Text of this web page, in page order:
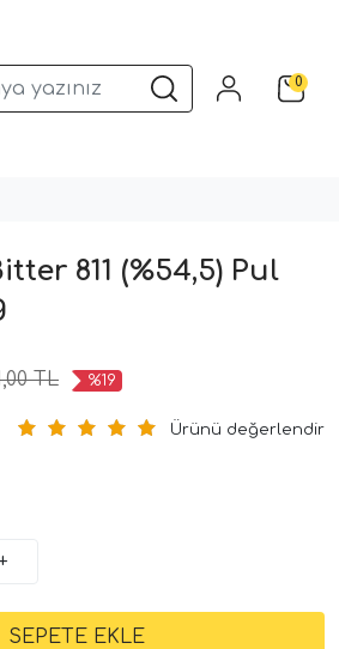
Sunum Gereçleri Kalıplar0
811 (%54,5) Pul
TL %19
Ürünü değerlendir